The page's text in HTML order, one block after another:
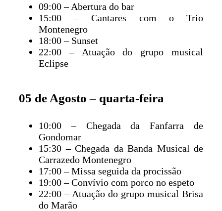
09:00 – Abertura do bar
15:00 – Cantares com o Trio
Montenegro
18:00 – Sunset
22:00 – Atuação do grupo musical
Eclipse
05 de Agosto – quarta-feira
10:00 – Chegada da Fanfarra de
Gondomar
15:30 – Chegada da Banda Musical de
Carrazedo Montenegro
17:00 – Missa seguida da procissão
19:00 – Convívio com porco no espeto
22:00 – Atuação do grupo musical Brisa
do Marão